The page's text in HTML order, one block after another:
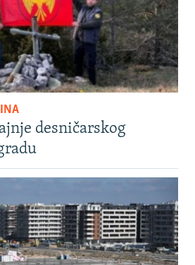
desničarskog